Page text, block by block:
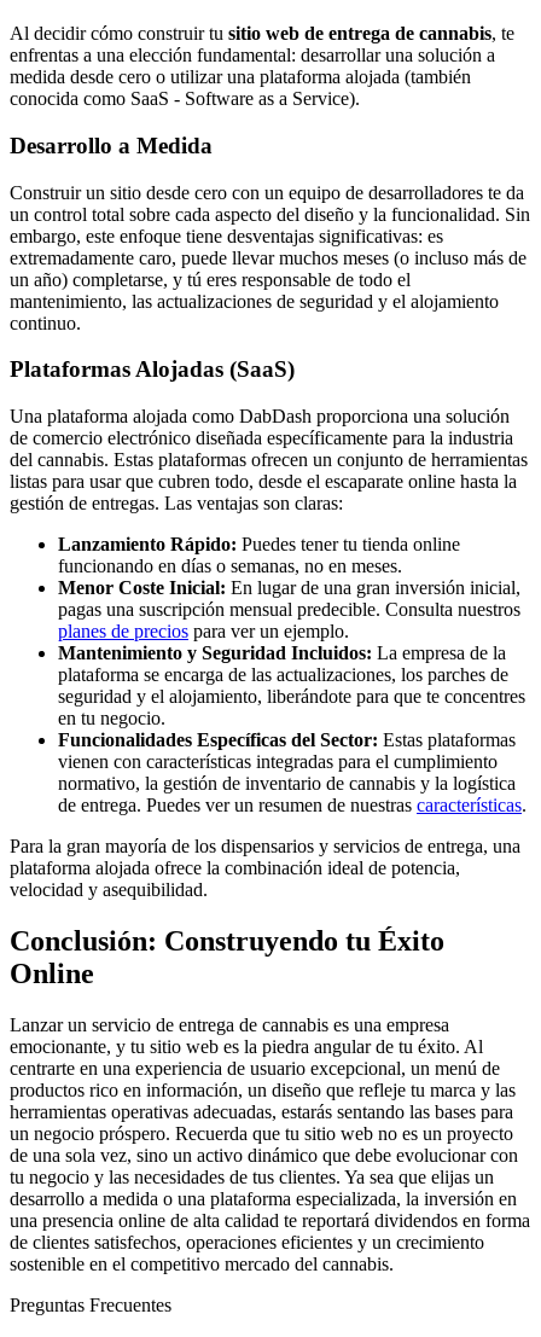
Al decidir cómo construir tu sitio web de entrega de cannabis, te
enfrentas a una elección fundamental: desarrollar una solución a
medida desde cero o utilizar una plataforma alojada (también
conocida como SaaS - Software as a Service).
Desarrollo a Medida
Construir un sitio desde cero con un equipo de desarrolladores te da
un control total sobre cada aspecto del diseño y la funcionalidad. Sin
embargo, este enfoque tiene desventajas significativas: es
extremadamente caro, puede llevar muchos meses (o incluso más de
un año) completarse, y tú eres responsable de todo el
mantenimiento, las actualizaciones de seguridad y el alojamiento
continuo.
Plataformas Alojadas (SaaS)
Una plataforma alojada como DabDash proporciona una solución
de comercio electrónico diseñada específicamente para la industria
del cannabis. Estas plataformas ofrecen un conjunto de herramientas
listas para usar que cubren todo, desde el escaparate online hasta la
gestión de entregas. Las ventajas son claras:
Lanzamiento Rápido: Puedes tener tu tienda online
funcionando en días o semanas, no en meses.
Menor Coste Inicial: En lugar de una gran inversión inicial,
pagas una suscripción mensual predecible. Consulta nuestros
planes de precios para ver un ejemplo.
Mantenimiento y Seguridad Incluidos: La empresa de la
plataforma se encarga de las actualizaciones, los parches de
seguridad y el alojamiento, liberándote para que te concentres
en tu negocio.
Funcionalidades Específicas del Sector: Estas plataformas
vienen con características integradas para el cumplimiento
normativo, la gestión de inventario de cannabis y la logística
de entrega. Puedes ver un resumen de nuestras características.
Para la gran mayoría de los dispensarios y servicios de entrega, una
plataforma alojada ofrece la combinación ideal de potencia,
velocidad y asequibilidad.
Conclusión: Construyendo tu Éxito
Online
Lanzar un servicio de entrega de cannabis es una empresa
emocionante, y tu sitio web es la piedra angular de tu éxito. Al
centrarte en una experiencia de usuario excepcional, un menú de
productos rico en información, un diseño que refleje tu marca y las
herramientas operativas adecuadas, estarás sentando las bases para
un negocio próspero. Recuerda que tu sitio web no es un proyecto
de una sola vez, sino un activo dinámico que debe evolucionar con
tu negocio y las necesidades de tus clientes. Ya sea que elijas un
desarrollo a medida o una plataforma especializada, la inversión en
una presencia online de alta calidad te reportará dividendos en forma
de clientes satisfechos, operaciones eficientes y un crecimiento
sostenible en el competitivo mercado del cannabis.
Preguntas Frecuentes